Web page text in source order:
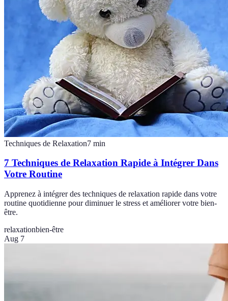
Techniques de Relaxation7 min
7 Techniques de Relaxation Rapide à Intégrer Dans
Votre Routine
Apprenez à intégrer des techniques de relaxation rapide dans votre
routine quotidienne pour diminuer le stress et améliorer votre bien-
être.
relaxationbien-être
Aug 7